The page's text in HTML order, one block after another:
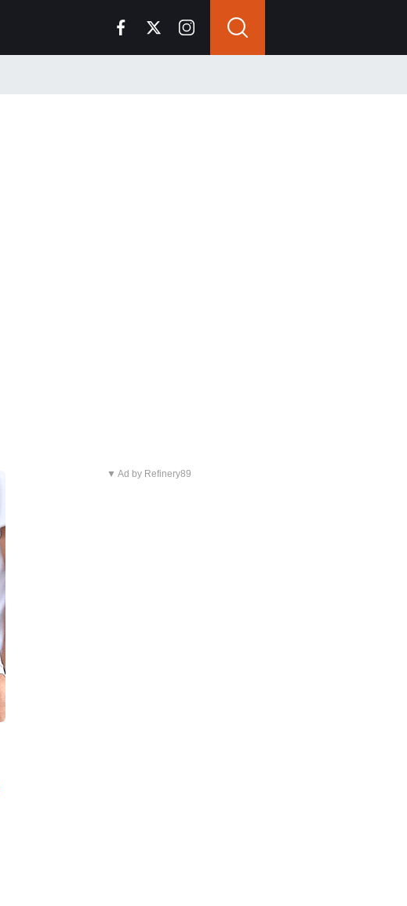
▼ Ad by Refinery89